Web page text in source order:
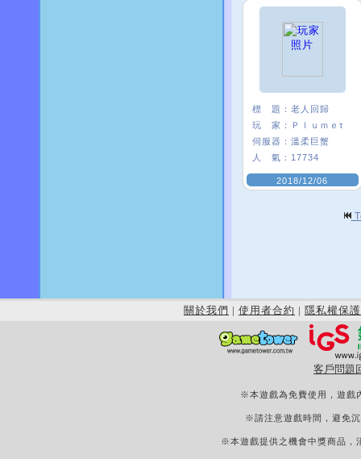
標 題： 老人回歸
玩 家：
Ｐｌｕｍｅτ
伺服器： 溫柔巨蟹
人 氣： 17734
2018/12/06
關於我們 | 使用者合約 | 隱私權保護
客戶問題
※本遊戲為免費使用，遊戲
※請注意遊戲時間，避免
※本遊戲提供之機會中獎商品，